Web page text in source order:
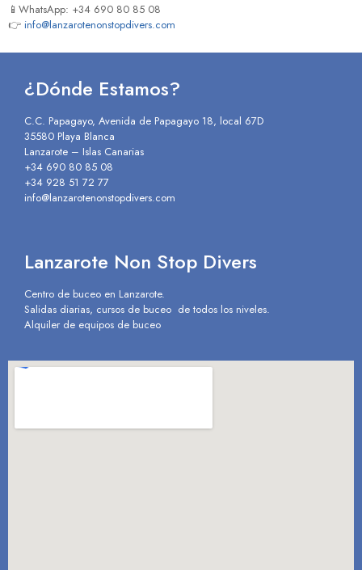
📱WhatsApp: +34 690 80 85 08
👉 info@lanzarotenonstopdivers.com
¿Dónde Estamos?
C.C. Papagayo, Avenida de Papagayo 18, local 67D
35580 Playa Blanca
Lanzarote – Islas Canarias
+34 690 80 85 08
+34 928 51 72 77
info@lanzarotenonstopdivers.com
Lanzarote Non Stop Divers
Centro de buceo en Lanzarote.
Salidas diarias, cursos de buceo de todos los niveles.
Alquiler de equipos de buceo